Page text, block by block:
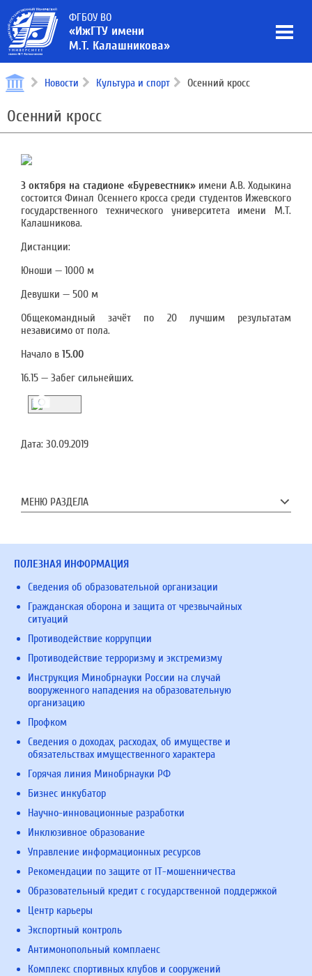
ФГБОУ ВО
«ИжГТУ имени
М.Т. Калашникова»
Новости Культура и спорт Осенний кросс
Осенний кросс
3 октября на стадионе «Буревестник»имени А.В. Ходыкина
состоится Финал Осеннего кросса среди студентов Ижевского
государственного технического университета имени М.Т.
Калашникова.
Дистанции:
Юноши — 1000 м
Девушки — 500 м
Общекомандный зачёт по 20 лучшим результатам
независимо от пола.
Начало в 15.00
16.15 — Забег сильнейших.
Дата: 30.09.2019
МЕНЮ РАЗДЕЛА
ПОЛЕЗНАЯ ИНФОРМАЦИЯ
Сведения об образовательной организации
Гражданская оборона и защита от чрезвычайных
ситуаций
Противодействие коррупции
Противодействие терроризму и экстремизму
Инструкция Минобрнауки России на случай
вооруженного нападения на образовательную
организацию
Профком
Сведения о доходах, расходах, об имуществе и
обязательствах имущественного характера
Горячая линия Минобрнауки РФ
Бизнес инкубатор
Научно-инновационные разработки
Инклюзивное образование
Управление информационных ресурсов
Рекомендации по защите от IT-мошенничества
Образовательный кредит с государственной поддержкой
Центр карьеры
Экспортный контроль
Антимонопольный комплаенс
Комплекс спортивных клубов и сооружений